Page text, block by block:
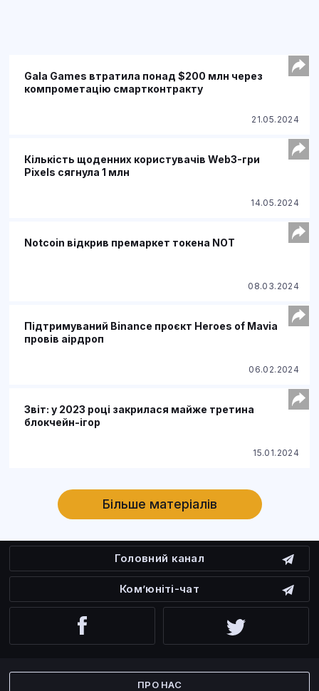
Gala Games втратила понад $200 млн через
компрометацію смартконтракту
21.05.2024
Кількість щоденних користувачів Web3-гри
Pixels сягнула 1 млн
14.05.2024
Notcoin відкрив премаркет токена NOT
08.03.2024
Підтримуваний Binance проєкт Heroes of Mavia
провів аірдроп
06.02.2024
Звіт: у 2023 році закрилася майже третина
блокчейн-ігор
15.01.2024
Більше матеріалів
Головний канал
Ком’юніті-чат
ПРО НАС